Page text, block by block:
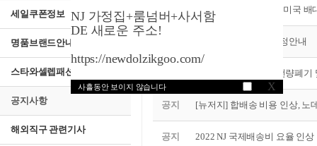
NJ 가정집+룸넘버+사서함
DE 새로운 주소!
https://newdolzikgoo.com/
사흘동안 보이지 않습니다 X
세일쿠폰정보
명품브랜드안내
스타와셀렙패션
공지사항
해외직구 관련기사
공지 프리미엄 소형 가정집 미국
뉴저지 NJ 3월 이전예정안내
2022 2023 노데이터 전량폐
공지 [뉴저지] 합배송 비용 인상, 노
공지 2022 NJ 국제배송비 요율 인상